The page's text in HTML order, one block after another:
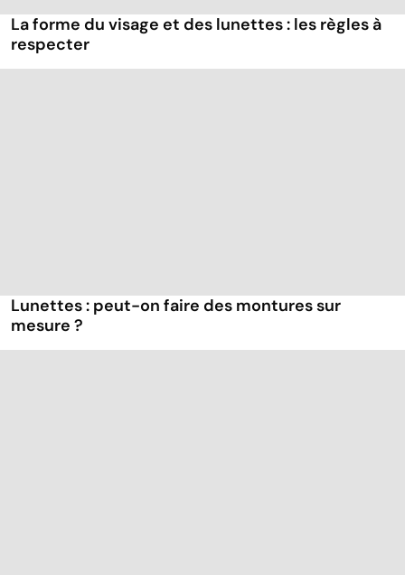
La forme du visage et des lunettes : les règles à
respecter
Lunettes : peut-on faire des montures sur
mesure ?